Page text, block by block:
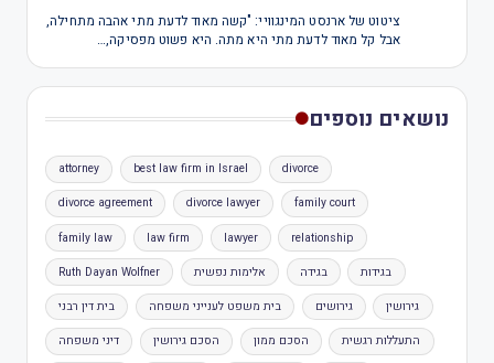
ציטוט של ארנסט המינגוויי: "קשה מאוד לדעת מתי אהבה מתחילה,
אבל קל מאוד לדעת מתי היא מתה. היא פשוט מפסיקה,…
נושאים נוספים
attorney best law firm in Israel divorce
divorce agreement divorce lawyer family court
family law law firm lawyer relationship
Ruth Dayan Wolfner אלימות נפשית בגידה בגידות
בית דין רבני בית משפט לענייני משפחה גירושים גירושין
דיני משפחה הסכם גירושין הסכם ממון התעללות רגשית